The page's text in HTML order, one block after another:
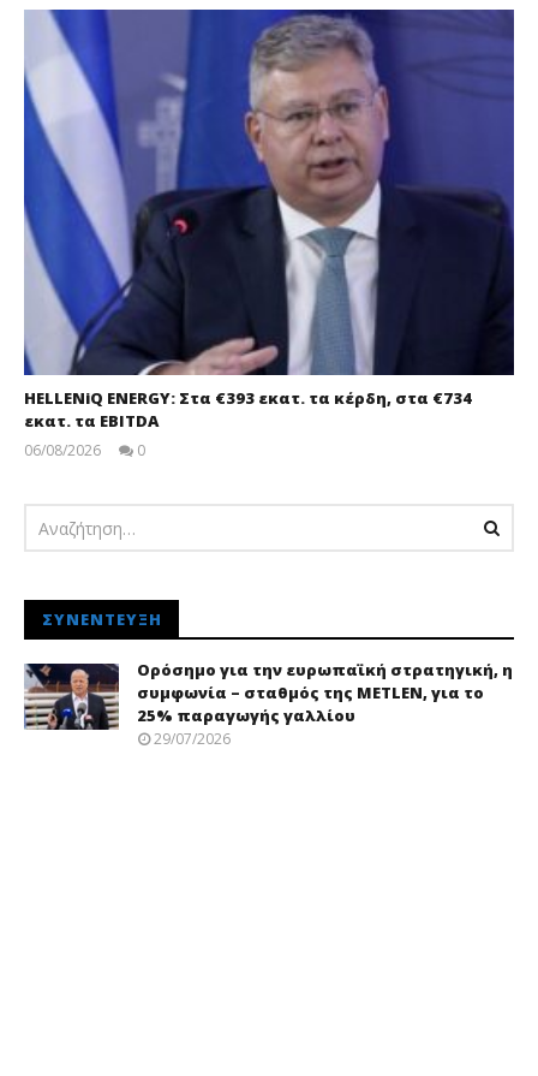
HELLENiQ ENERGY: Στα €393 εκατ. τα κέρδη, στα €734
εκατ. τα EBITDA
06/08/2026
0
ΣΥΝΈΝΤΕΥΞΗ
Ορόσημο για την ευρωπαϊκή στρατηγική, η
συμφωνία – σταθμός της METLEN, για το
25% παραγωγής γαλλίου
29/07/2026